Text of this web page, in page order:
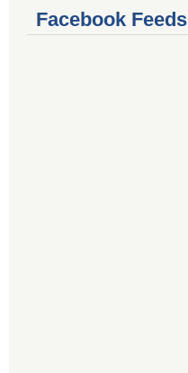
Facebook Feeds